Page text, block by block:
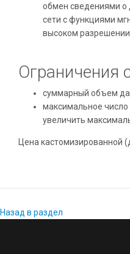
обмен сведениями о
сети с функциями
высоком разрешении.
Ограничения
суммарный объем
максимальное
увеличить
Цена кастомизированной
Назад в раздел